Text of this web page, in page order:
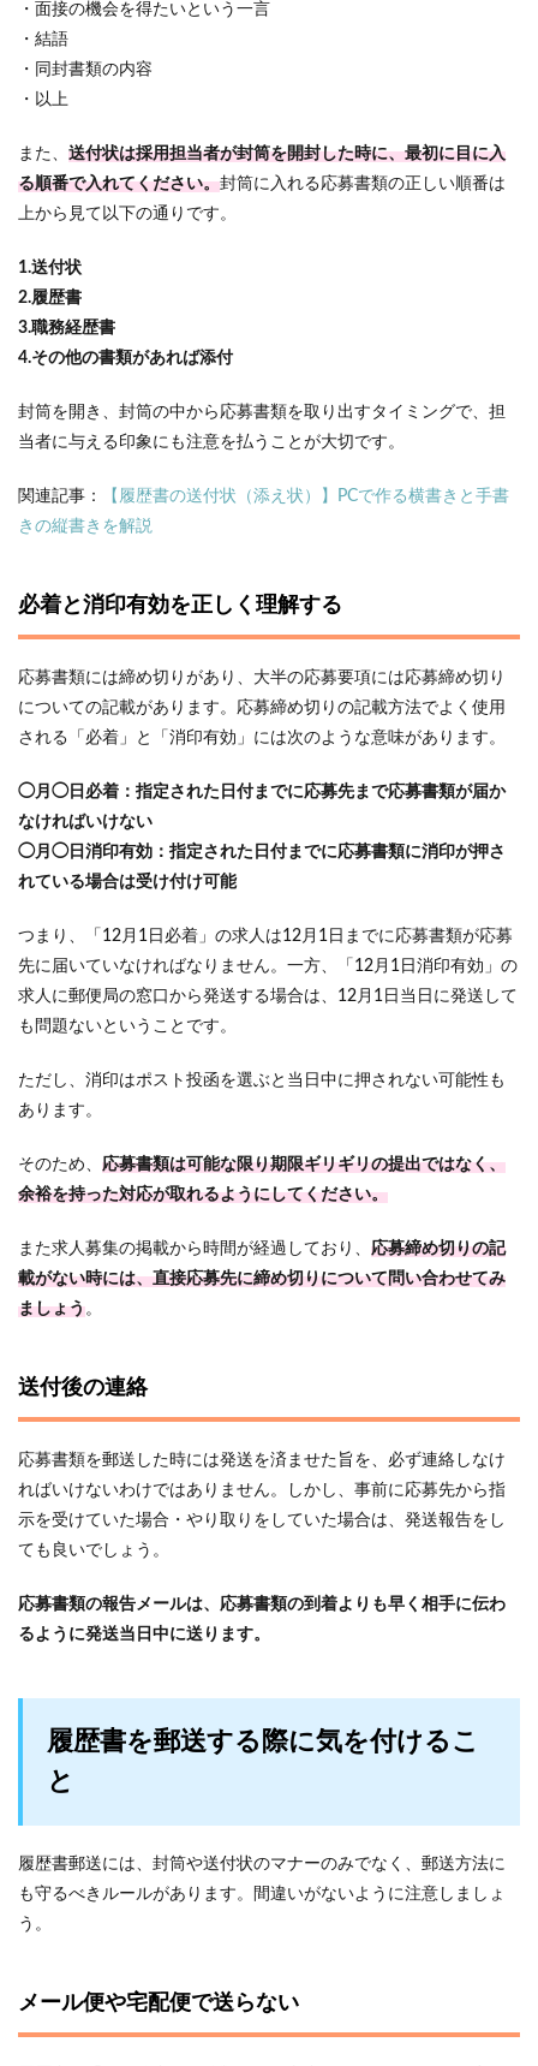
・面接の機会を得たいという一言
・結語
・同封書類の内容
・以上
また、 送付状は採用担当者が封筒を開封した時に、最初に目に入
る順番で入れてください。封筒に入れる応募書類の正しい順番は
上から見て以下の通りです。
1.送付状
2.履歴書
3.職務経歴書
4.その他の書類があれば添付
封筒を開き、封筒の中から応募書類を取り出すタイミングで、担
当者に与える印象にも注意を払うことが大切です。
関連記事：
【履歴書の送付状（添え状）】PCで作る横書きと手書
きの縦書きを解説
必着と消印有効を正しく理解する
応募書類には締め切りがあり、大半の応募要項には応募締め切り
についての記載があります。応募締め切りの記載方法でよく使用
される「必着」と「消印有効」には次のような意味があります。
◯月◯日必着：指定された日付までに応募先まで応募書類が届か
なければいけない
◯月◯日消印有効：指定された日付までに応募書類に消印が押さ
れている場合は受け付け可能
つまり、「12月1日必着」の求人は12月1日までに応募書類が応募
先に届いていなければなりません。一方、「12月1日消印有効」の
求人に郵便局の窓口から発送する場合は、12月1日当日に発送して
も問題ないということです。
ただし、消印はポスト投函を選ぶと当日中に押されない可能性も
あります。
そのため、 応募書類は可能な限り期限ギリギリの提出ではなく、
余裕を持った対応が取れるようにしてください。
また求人募集の掲載から時間が経過しており、 応募締め切りの記
載がない時には、直接応募先に締め切りについて問い合わせてみ
ましょう。
送付後の連絡
応募書類を郵送した時には発送を済ませた旨を、必ず連絡しなけ
ればいけないわけではありません。しかし、事前に応募先から指
示を受けていた場合・やり取りをしていた場合は、発送報告をし
ても良いでしょう。
応募書類の報告メールは、応募書類の到着よりも早く相手に伝わ
るように発送当日中に送ります。
履歴書を郵送する際に気を付けるこ
と
履歴書郵送には、封筒や送付状のマナーのみでなく、郵送方法に
も守るべきルールがあります。間違いがないように注意しましょ
う。
メール便や宅配便で送らない